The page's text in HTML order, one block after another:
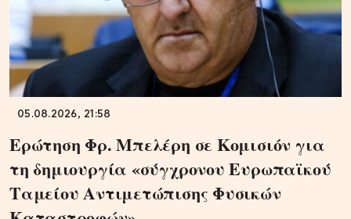
05.08.2026, 21:58
Ερώτηση Φρ. Μπελέρη σε Κομισιόν για
τη δημιουργία «σύγχρονου Ευρωπαϊκού
Ταμείου Αντιμετώπισης Φυσικών